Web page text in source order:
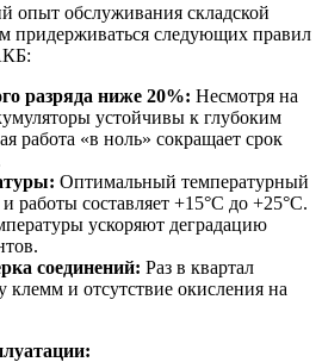
опыт обслуживания складской
придерживаться следующих правил
разряда ниже 20%: Несмотря на
устойчивы к глубоким
работа «в ноль» сокращает срок
Оптимальный температурный
работы составляет +15°C до +25°C.
ускоряют деградацию
соединений: Раз в квартал
клемм и отсутствие окисления на